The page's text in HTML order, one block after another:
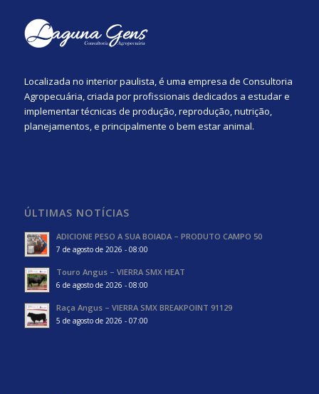
Localizada no interior paulista, é uma empresa de Consultoria
Agropecuária, criada por profissionais dedicados a estudar e
implementar técnicas de produção, reprodução, nutrição,
planejamentos, e principalmente o bem estar animal.
ÚLTIMAS NOTÍCIAS
ADICIONE PESO A SUA BOIADA – PRODUTO CAMPO 50
7 de agosto de 2026 - 08:00
Touro Angus – VIERRA SMX HEAT
6 de agosto de 2026 - 08:00
Raça Angus – VIERRA SMX BREAKPOINT 91129
5 de agosto de 2026 - 07:00